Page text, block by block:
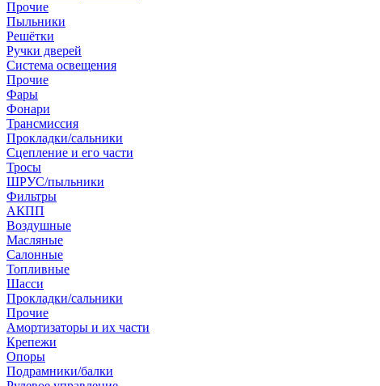
Прочие
Пыльники
Решётки
Ручки дверей
Система освещения
Прочие
Фары
Фонари
Трансмиссия
Прокладки/сальники
Сцепление и его части
Тросы
ШРУС/пыльники
Фильтры
АКПП
Воздушные
Масляные
Салонные
Топливные
Шасси
Прокладки/сальники
Прочие
Амортизаторы и их части
Крепежи
Опоры
Подрамники/балки